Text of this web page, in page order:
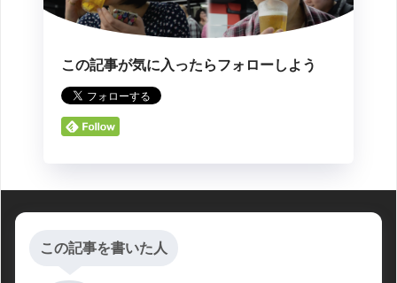
この記事が気に入ったらフォローしよう
この記事を書いた人